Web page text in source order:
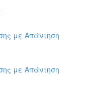
με Απάντηση
με Απάντηση